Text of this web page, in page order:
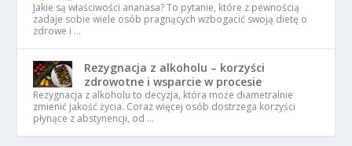
Jakie są właściwości ananasa? To pytanie, które z pewnością
zadaje sobie wiele osób pragnących wzbogacić swoją dietę o
zdrowe i …
Rezygnacja z alkoholu – korzyści
zdrowotne i wsparcie w procesie
Rezygnacja z alkoholu to decyzja, która może diametralnie
zmienić jakość życia. Coraz więcej osób dostrzega korzyści
płynące z abstynencji, od …